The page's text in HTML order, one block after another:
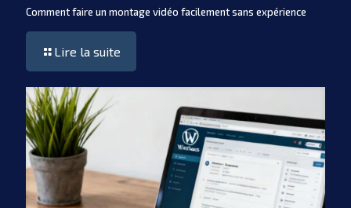
Comment faire un montage vidéo facilement sans expérience
Lire la suite